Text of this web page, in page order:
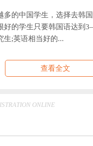
多的中国学生，选择去韩国
好的学生只要韩国语达到
生;英语相当好的...
查看全文
ONLINE